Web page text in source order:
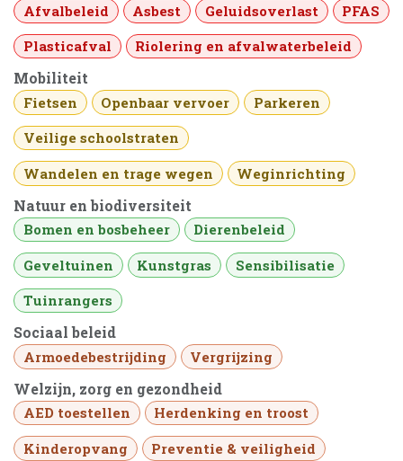
Afvalbeleid Asbest Geluidsoverlast
PFAS
Plasticafval
Riolering en afvalwaterbeleid
Mobiliteit
Fietsen Openbaar vervoer
Parkeren
Veilige schoolstraten
Wandelen en trage wegen
Weginrichting
Natuur en biodiversiteit
Bomen en bosbeheer
Dierenbeleid
Geveltuinen
Kunstgras
Sensibilisatie
Tuinrangers
Sociaal beleid
Armoedebestrijding Vergrijzing
Welzijn, zorg en gezondheid
AED toestellen
Herdenking en troost
Kinderopvang
Preventie & veiligheid